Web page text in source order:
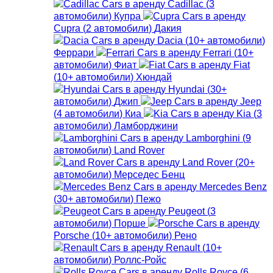
Cadillac (3
автомобили) Купра
Cupra (2 автомобили) Дакия
Dacia (10+ автомобили)
Феррари
Ferrari (10+
автомобили) Фиат
Fiat
(10+ автомобили) Хюндай
Hyundai (30+
автомобили) Джип
Jeep
(4 автомобили) Киа Kia (3
автомобили) Ламборджини
Lamborghini (9
автомобили) Land Rover
Land Rover (20+
автомобили) Мерседес Бенц
Mercedes Benz
(30+ автомобили) Пежо
Peugeot (3
автомобили) Порше
Porsche (10+ автомобили) Рено
Renault (10+
автомобили) Роллс-Ройс